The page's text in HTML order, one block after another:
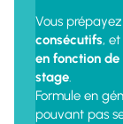
Vous
consécutifs,
en fonction
stage.
Formule en
pouvant pas